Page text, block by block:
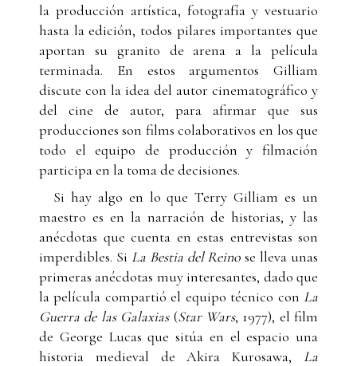
la producción artística, fotografía y vestuario
hasta la edición, todos pilares importantes que
aportan su granito de arena a la película
terminada. En estos argumentos Gilliam
discute con la idea del autor cinematográfico y
del cine de autor, para afirmar que sus
producciones son films colaborativos en los que
todo el equipo de producción y filmación
participa en la toma de decisiones.
Si hay algo en lo que Terry Gilliam es un
maestro es en la narración de historias, y las
anécdotas que cuenta en estas entrevistas son
imperdibles. Si La Bestia del Reino se lleva unas
primeras anécdotas muy interesantes, dado que
la película compartió el equipo técnico con La
Guerra de las Galaxias(Star Wars, 1977), el film
de George Lucas que sitúa en el espacio una
historia medieval de Akira Kurosawa, La